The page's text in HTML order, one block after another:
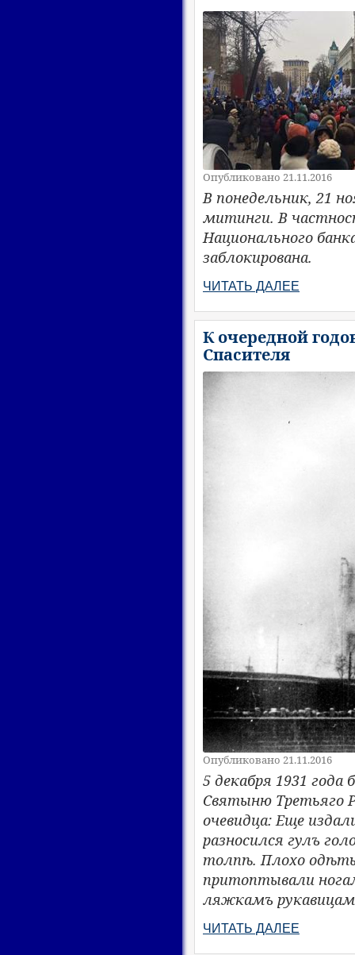
Опубликовано 21.11.2016
В понедельник, 21
митинги. В
Национального
заблокирована.
ЧИТАТЬ ДАЛЕЕ
К очередной
Спасителя
Опубликовано 21.11.2016
5 декабря 1931
Святыню Третьяго
очевидца: Еще
разносился гулъ
толпѣ. Плохо
притоптывали
ляжкамъ
ЧИТАТЬ ДАЛЕЕ